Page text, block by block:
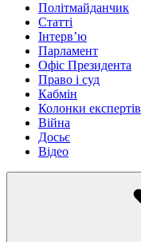
Політмайданчик
Статті
Інтервʼю
Парламент
Офіс Президента
Право і суд
Кабмін
Колонки експертів
Війна
Досьє
Відео